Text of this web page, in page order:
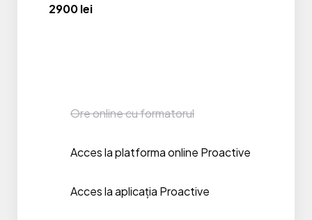
2900 lei
Ore online cu formatorul
Acces la platforma online Proactive
Acces la aplicația Proactive